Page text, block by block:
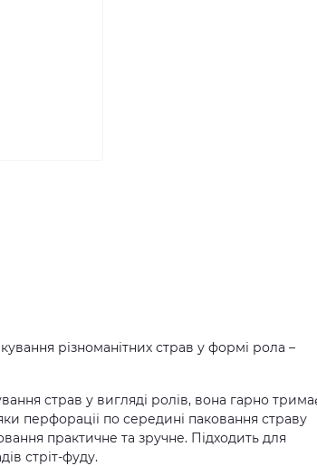
різноманітних страв у формі рола –
страв у вигляді ролів, вона гарно
перфораціі по середині паковання страву
практичне та зручне. Підходить для
стріт-фуду.